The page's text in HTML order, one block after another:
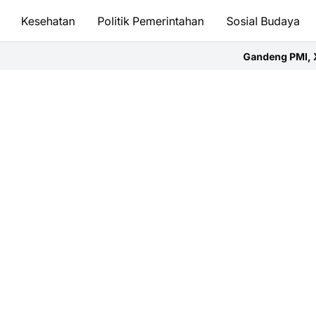
Kesehatan Politik Pemerintahan Sosial Budaya
Gandeng PMI, XL SATU